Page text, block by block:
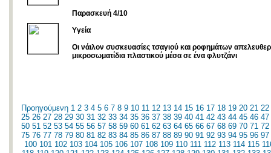
Παρασκευή 4/10
Υγεία
Οι νάιλον συσκευασίες τσαγιού και ροφημάτων
μικροσωματίδια πλαστικού μέσα σε ένα φλυτζάνι
Προηγούμενη 1 2 3 4 5 6 7 8 9 10 11 12 13 14 15 16 17 18 19 20 21 22
25 26 27 28 29 30 31 32 33 34 35 36 37 38 39 40 41 42 43 44 45 46 47
50 51 52 53 54 55 56 57 58 59 60 61 62 63 64 65 66 67 68 69 70 71 72
75 76 77 78 79 80 81 82 83 84 85 86 87 88 89 90 91 92 93 94 95 96 97
100 101 102 103 104 105 106 107 108 109 110 111 112 113 114 115